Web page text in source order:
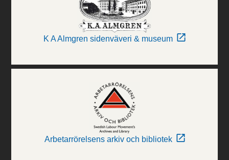
K A Almgren sidenväveri & museum
Arbetarrörelsens arkiv och bibliotek